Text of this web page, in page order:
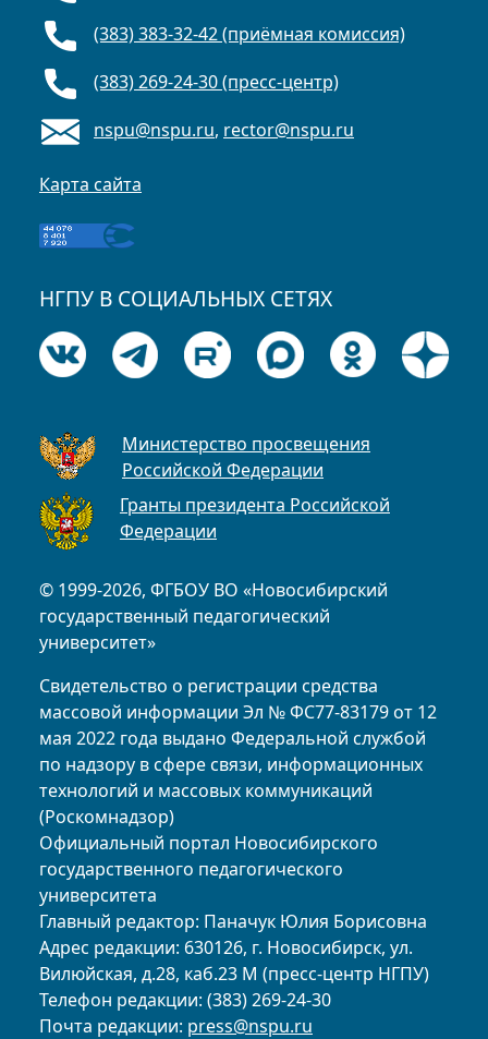
© 1999-2026, ФГБОУ ВО «Новосибирский
государственный педагогический
университет»
Свидетельство о регистрации средства
массовой информации Эл № ФС77-83179 от 12
мая 2022 года выдано Федеральной службой
по надзору в сфере связи, информационных
технологий и массовых коммуникаций
(Роскомнадзор)
Официальный портал Новосибирского
государственного педагогического
университета
Главный редактор: Паначук Юлия Борисовна
Адрес редакции: 630126, г. Новосибирск, ул.
Вилюйская, д.28, каб.23 М (пресс-центр НГПУ)
Телефон редакции: (383) 269-24-30
Почта редакции: press@nspu.ru
(383) 383-32-42 (приёмная комиссия)
(383) 269-24-30 (пресс-центр)
nspu@nspu.ru, rector@nspu.ru
Карта сайта
НГПУ В СОЦИАЛЬНЫХ СЕТЯХ
Министерство просвещения
Российской Федерации
Гранты президента Российской
Федерации